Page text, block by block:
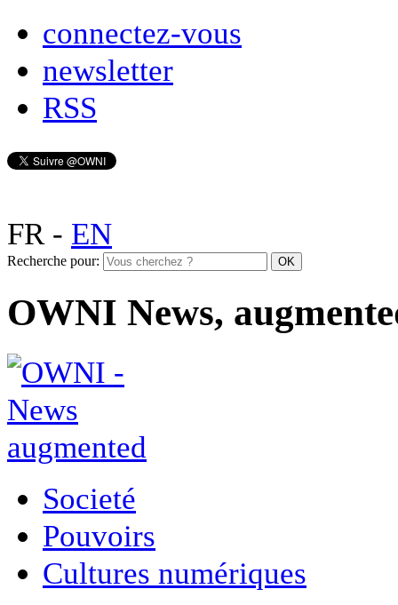
connectez-vous
newsletter
RSS
FR- EN
Recherche pour:
OWNI News,
Societé
Pouvoirs
Cultures numériques